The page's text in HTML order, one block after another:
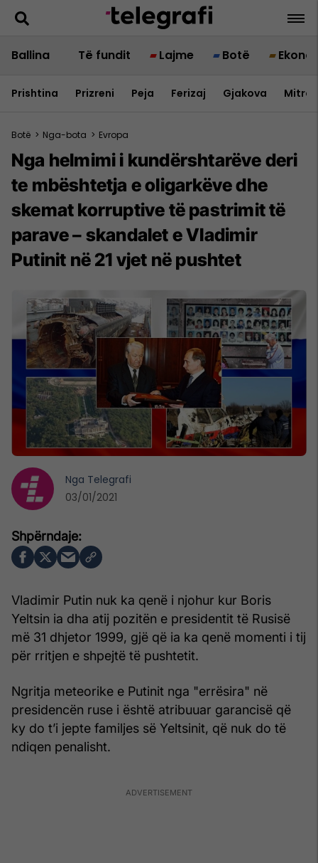
Ballina Të fundit Lajme Botë
Prishtina Prizreni Peja Ferizaj Gjakova
Botë > Nga-bota > Evropa
Nga helmimi i kundërshtarëve deri
te mbështetja e oligarkëve dhe
skemat korruptive të pastrimit të
parave – skandalet e Vladimir
Putinit në 21 vjet në pushtet
Vladimir Putin nuk ka qenë i njohur kur Boris
Yeltsin ia dha atij pozitën e presidentit të Rusisë
më 31 dhjetor 1999, gjë që ia ka qenë momenti i tij
për rritjen e shpejtë të pushtetit.
Ngritja meteorike e Putinit nga "errësira" në
presidencën ruse i është atribuuar garancisë që
ky do t’i jepte familjes së Yeltsinit, që nuk do të
ndiqen penalisht.
Nga Telegrafi
03/01/2021